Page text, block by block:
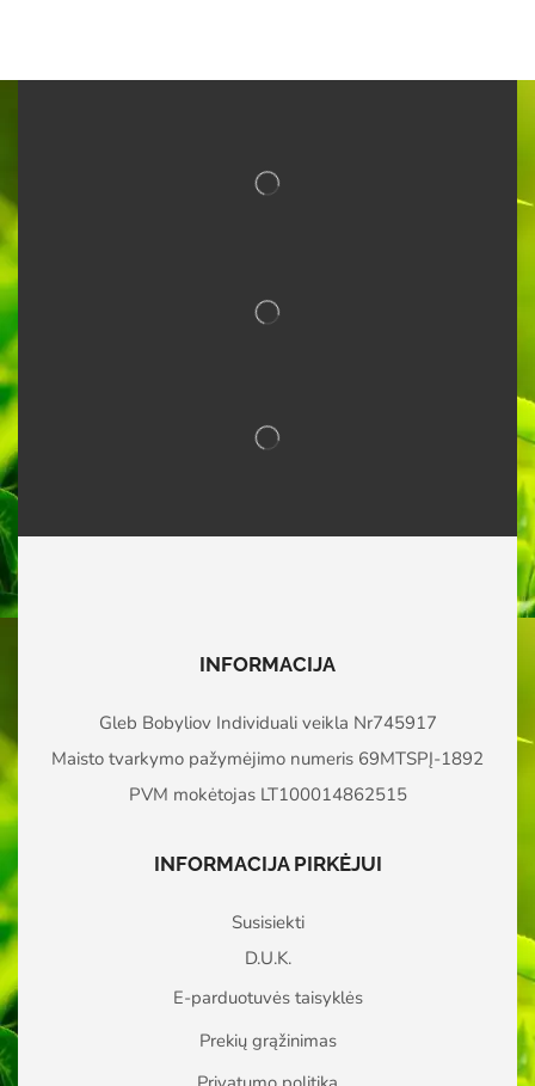
INFORMACIJA
Gleb Bobyliov Individuali veikla Nr745917
Maisto tvarkymo pažymėjimo numeris 69MTSPĮ-1892
PVM mokėtojas LT100014862515
INFORMACIJA PIRKĖJUI
Susisiekti
D.U.K.
E-parduotuvės taisyklės
Prekių grąžinimas